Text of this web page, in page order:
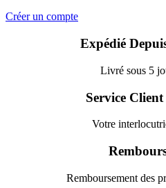
Créer un compte
Expédié
Livré sous 5
Service
Votre
Remboursement des